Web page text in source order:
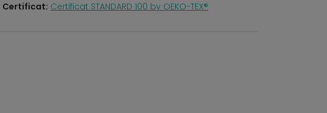
Certificat: Certificat STANDARD 100 by OEKO-TEX®